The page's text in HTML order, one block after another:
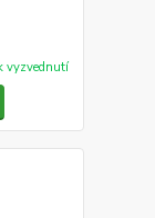
vyzvednutí